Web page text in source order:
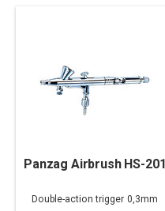
Panzag Airbrush HS-201
Double-action trigger 0,3mm